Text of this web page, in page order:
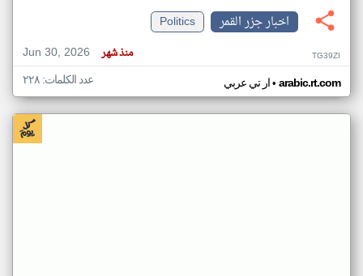
اخبار جزر القمر
Politics
Jun 30, 2026
منذ شهر TG39ZI
ار تي عربي• arabic.rt.com عدد الكلمات: ٢٢٨